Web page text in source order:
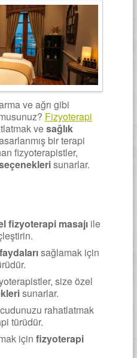
ve ağrı gibi
Fizyoterapi
vesağlık
bir terapi
fizyoterapistler,
sunarlar.
fizyoterapi masajı ile
sağlamak için
size özel
sunarlar.
rahatlatmak
türüdür.
için fizyoterapi